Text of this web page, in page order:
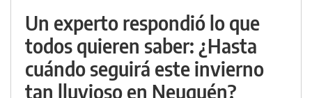
Un experto respondió lo que
todos quieren saber: ¿Hasta
cuándo seguirá este invierno
tan lluvioso en Neuquén?